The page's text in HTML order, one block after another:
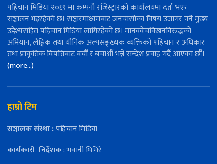
पहिचान मिडिया २०६९ मा कम्पनी रजिस्ट्रारको कार्यालयमा दर्ता भएर
सञ्चालन भइरहेको छ। सञ्चारमाध्यमबाट जनचासोका विषय उजागर गर्ने मुख्य
उद्देश्यसहित पहिचान मिडिया लागिरहेको छ। मानववेचविखनविरुद्धको
अभियान, लैङ्गिक तथा यौनिक अल्पसङ्ख्यक व्यक्तिको पहिचान र अधिकार
तथा प्राकृतिक विपत्तिबाट बचौँ र बचाऔँ भन्ने सन्देश प्रवाह गर्दै आएका छौँ।
(more…)
हाम्रो टिम
सञ्चालक संस्था :पहिचान मिडिया
कार्यकारी निर्देशक: भवानी घिमिरे